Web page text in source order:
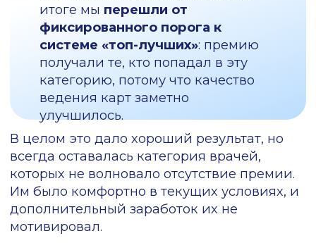
Документацию тех врачей, которые не
использовали сервис, врачи-эксперты по
КЭР стали проверять в полном объеме — и
врачи получали
низкий балл по результатам проверок,
появились основания для
депремирования. С «бунтовщиками»,
которые вообще не использовали новый
продукт, мы также стали работать через
лидеров мнений, через неофициальные
каналы, объяснять, что нужны назначения.
Часть врачей вообще не знали, что в
клинику внедрили в новый сервис, и его
теперь необходимо использовать: просто
видели окошко в МИС, которые их
отвлекает, и закрывали его. Но когда к
врачу стали приходить либо айтишники,